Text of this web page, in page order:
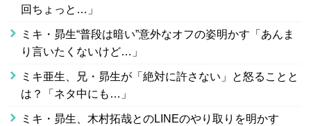
回ちょっと…」
ミキ・昴生“普段は暗い”意外なオフの姿明かす「あんま
り言いたくないけど…」
ミキ亜生、兄・昴生が「絶対に許さない」と怒ることと
は？「ネタ中にも…」
ミキ・昴生、木村拓哉とのLINEのやり取りを明かす